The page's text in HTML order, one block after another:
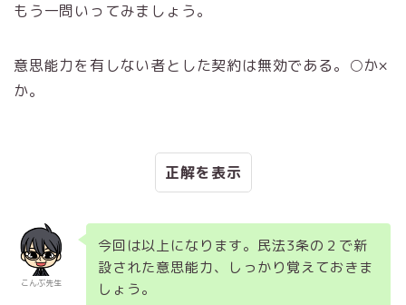
もう一問いってみましょう。
意思能力を有しない者とした契約は無効である。○か×
か。
正解
こんぶ先生
今回は以上になります。民法3条の２で新
設された意思能力、しっかり覚えておきま
しょう。